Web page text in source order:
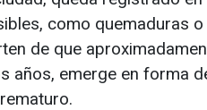
como quemaduras
de que
años, emerge en forma